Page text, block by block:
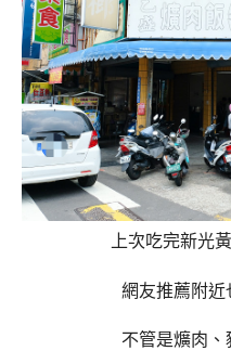
上次吃完新光
網友推薦附近
不管是爌肉